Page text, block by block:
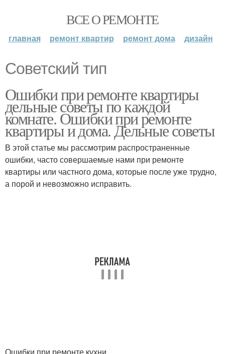
ВСЕ О РЕМОНТЕ
главная ремонт квартир ремонт дома дизайн
Советский тип
Ошибки при ремонте квартиры
дельные советы по каждой
комнате. Ошибки при ремонте
квартиры и дома. Дельные советы
В этой статье мы рассмотрим распространенные
ошибки, часто совершаемые нами при ремонте
квартиры или частного дома, которые после уже трудно,
а порой и невозможно исправить.